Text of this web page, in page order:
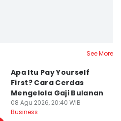
See More
Apa Itu Pay Yourself
First? Cara Cerdas
Mengelola Gaji Bulanan
08 Agu 2026, 20:40 WIB
Business